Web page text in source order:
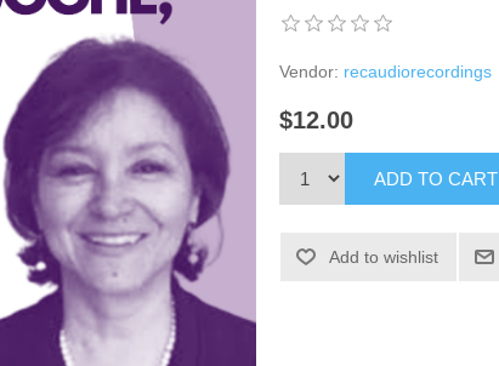
Vendor: recaudiorecordings
$12.00
ADD TO CART
Add to wishlist